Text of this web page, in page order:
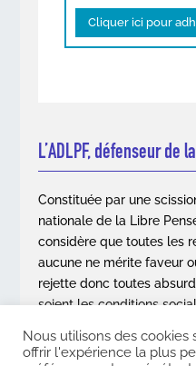
Cliquer ici pour
L’ADLPF, défenseur de
Constituée par une
nationale de la Libre
considère que toutes les
aucune ne mérite faveur
rejette donc toutes
soient les conditions
En savoir plus
Nous utilisons des cookies
offrir l'expérience la plus